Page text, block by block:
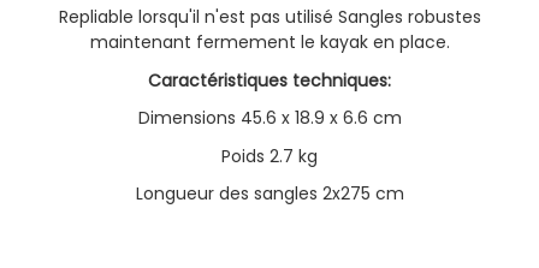
Repliable lorsqu'il n'est pas utilisé Sangles robustes
maintenant fermement le kayak en place.
Caractéristiques techniques:
Dimensions 45.6 x 18.9 x 6.6 cm
Poids 2.7 kg
Longueur des sangles 2x275 cm